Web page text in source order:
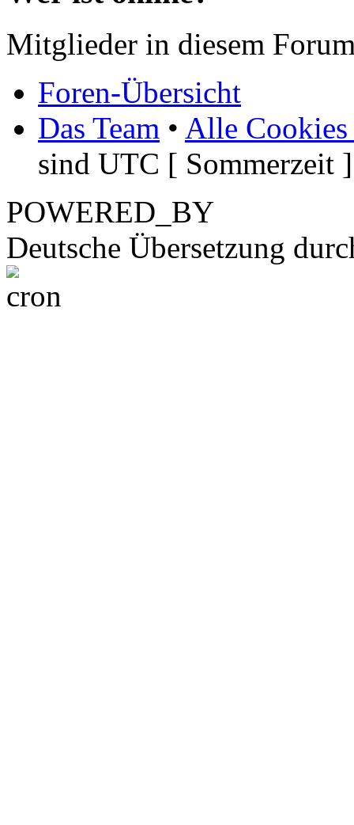
Mitglieder in diesem
Foren-Übersicht
Das Team • Alle Cookies
sind UTC [ Sommerzeit ]
POWERED_BY
Deutsche Übersetzung